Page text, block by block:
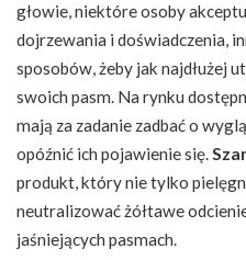
głowie, niektóre osoby
dojrzewania i doświadczenia,
sposobów, żeby jak najdłużej
swoich pasm. Na rynku
mają za zadanie zadbać o
opóźnić ich pojawienie się.
produkt, który nie tylko
neutralizować żółtawe
jaśniejących pasmach.